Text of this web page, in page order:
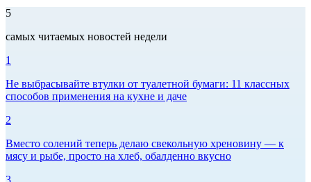
5
самых читаемых новостей недели
1
Не выбрасывайте втулки от туалетной бумаги: 11 классных
способов применения на кухне и даче
2
Вместо солений теперь делаю свекольную хреновину — к
мясу и рыбе, просто на хлеб, обалденно вкусно